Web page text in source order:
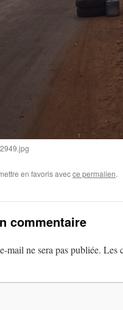
en favoris avecce permalien.
commentaire
mail ne sera pas publiée. Les